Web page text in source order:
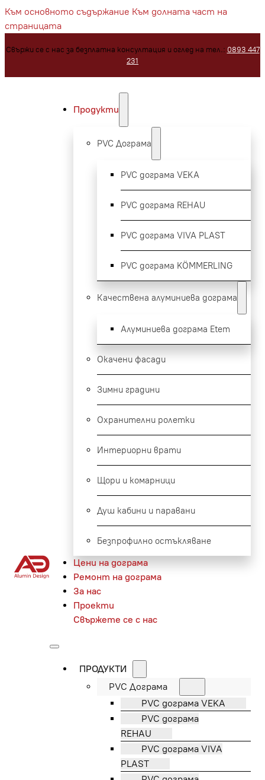
Към основното съдържание Към долната част на
страницата
Свържи се с нас за безплатна консултация и оглед на тел.: 0893 447
231
Продукти
PVC Дограма
PVC дограма VEKA
PVC дограма REHAU
PVC дограма VIVA PLAST
PVC дограма KÖMMERLING
Качествена алуминиева дограма
Алуминиева дограма Etem
Окачени фасади
Зимни градини
Охранителни ролетки
Интериорни врати
Щори и комарници
Душ кабини и паравани
Безпрофилно остъкляване
Цени на дограма
Ремонт на дограма
За нас
Проекти
Свържете се с нас
ПРОДУКТИ
PVC Дограма
PVC дограма VEKA
PVC дограма
REHAU
PVC дограма VIVA
PLAST